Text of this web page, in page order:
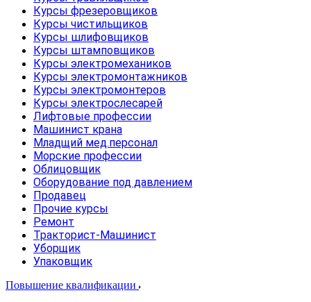
Курсы фрезеровщиков
Курсы чистильщиков
Курсы шлифовщиков
Курсы штамповщиков
Курсы электромехаников
Курсы электромонтажников
Курсы электромонтеров
Курсы электрослесарей
Лифтовые профессии
Машинист крана
Младщий мед.персонал
Морские профессии
Облицовщик
Оборудование под давлением
Продавец
Прочие курсы
Ремонт
Тракторист-Машинист
Уборщик
Упаковщик
Повышение квалификации